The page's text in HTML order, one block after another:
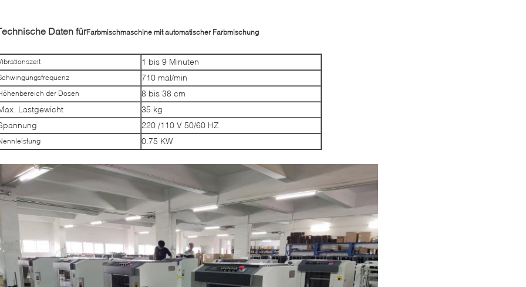
Daten fürFarbmischmaschine mit automatischer Farbmischung
1 bis 9 Minuten
710 mal/min
der Dosen
8 bis 38 cm
Lastgewicht
35 kg
220 /110 V 50/60 HZ
0.75 KW